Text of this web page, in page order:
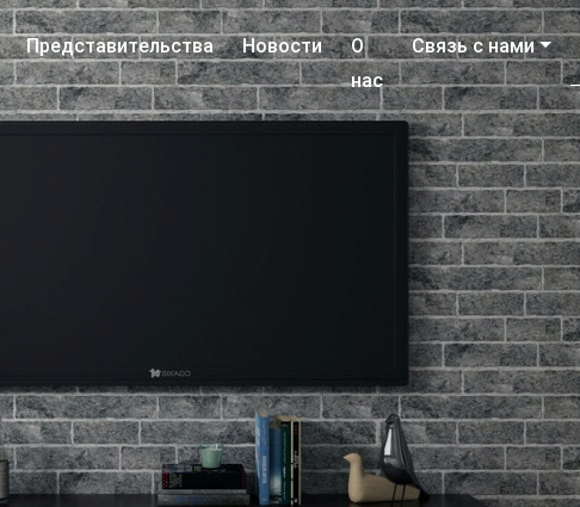
Представительства Новости
О
нас
Связь с нами